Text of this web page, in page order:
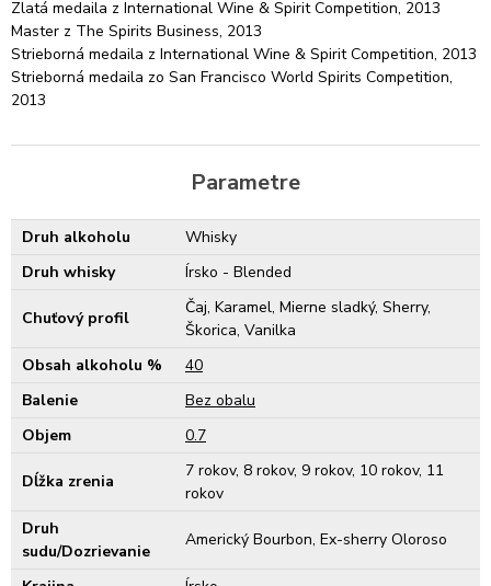
Zlatá medaila z International Wine & Spirit Competition, 2013
Master z The Spirits Business, 2013
Strieborná medaila z International Wine & Spirit Competition, 2013
Strieborná medaila zo San Francisco World Spirits Competition,
2013
Parametre
Druh alkoholu
Whisky
Druh whisky
Írsko - Blended
Chuťový profil
Čaj, Karamel, Mierne sladký, Sherry,
Škorica, Vanilka
Obsah alkoholu %
40
Balenie
Bez obalu
Objem
0.7
Dĺžka zrenia
7 rokov, 8 rokov, 9 rokov, 10 rokov, 11
rokov
Druh
sudu/Dozrievanie
Americký Bourbon, Ex-sherry Oloroso